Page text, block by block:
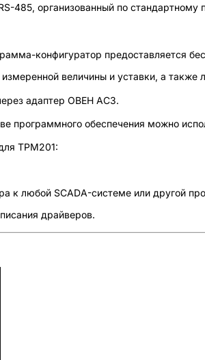
485, организованный по стандартному
конфигуратор предоставляется
измеренной величины и уставки, а
адаптер ОВЕН АС3.
программного обеспечения можно
ТРМ201:
к любой SCADA-системе или другой
драйверов.